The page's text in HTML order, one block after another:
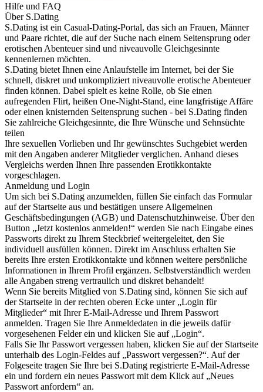
Hilfe und FAQ
Über S.Dating
S.Dating ist ein Casual-Dating-Portal, das sich an Frauen, Männer
und Paare richtet, die auf der Suche nach einem Seitensprung oder
erotischen Abenteuer sind und niveauvolle Gleichgesinnte
kennenlernen möchten.
S.Dating bietet Ihnen eine Anlaufstelle im Internet, bei der Sie
schnell, diskret und unkompliziert niveauvolle erotische Abenteuer
finden können. Dabei spielt es keine Rolle, ob Sie einen
aufregenden Flirt, heißen One-Night-Stand, eine langfristige Affäre
oder einen knisternden Seitensprung suchen - bei S.Dating finden
Sie zahlreiche Gleichgesinnte, die Ihre Wünsche und Sehnsüchte
teilen
Ihre sexuellen Vorlieben und Ihr gewünschtes Suchgebiet werden
mit den Angaben anderer Mitglieder verglichen. Anhand dieses
Vergleichs werden Ihnen Ihre passenden Erotikkontakte
vorgeschlagen.
Anmeldung und Login
Um sich bei S.Dating anzumelden, füllen Sie einfach das Formular
auf der Startseite aus und bestätigen unsere Allgemeinen
Geschäftsbedingungen (AGB) und Datenschutzhinweise. Über den
Button „Jetzt kostenlos anmelden!“ werden Sie nach Eingabe eines
Passworts direkt zu Ihrem Steckbrief weitergeleitet, den Sie
individuell ausfüllen können. Direkt im Anschluss erhalten Sie
bereits Ihre ersten Erotikkontakte und können weitere persönliche
Informationen in Ihrem Profil ergänzen. Selbstverständlich werden
alle Angaben streng vertraulich und diskret behandelt!
Wenn Sie bereits Mitglied von S.Dating sind, können Sie sich auf
der Startseite in der rechten oberen Ecke unter „Login für
Mitglieder“ mit Ihrer E-Mail-Adresse und Ihrem Passwort
anmelden. Tragen Sie Ihre Anmeldedaten in die jeweils dafür
vorgesehenen Felder ein und klicken Sie auf „Login“.
Falls Sie Ihr Passwort vergessen haben, klicken Sie auf der Startseite
unterhalb des Login-Feldes auf „Passwort vergessen?“. Auf der
Folgeseite tragen Sie Ihre bei S.Dating registrierte E-Mail-Adresse
ein und fordern ein neues Passwort mit dem Klick auf „Neues
Passwort anfordern“ an.